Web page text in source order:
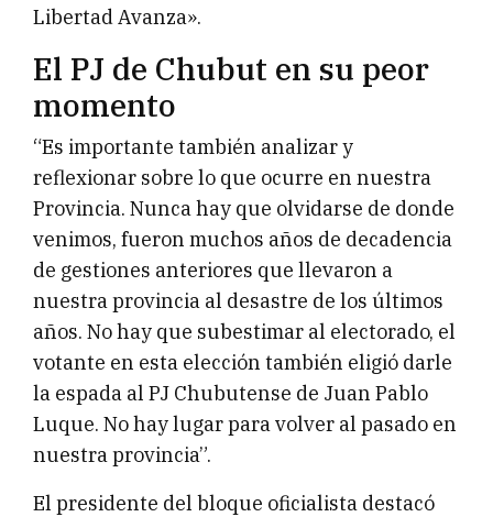
Libertad Avanza».
El PJ de Chubut en su peor
momento
“Es importante también analizar y
reflexionar sobre lo que ocurre en nuestra
Provincia. Nunca hay que olvidarse de donde
venimos, fueron muchos años de decadencia
de gestiones anteriores que llevaron a
nuestra provincia al desastre de los últimos
años. No hay que subestimar al electorado, el
votante en esta elección también eligió darle
la espada al PJ Chubutense de Juan Pablo
Luque. No hay lugar para volver al pasado en
nuestra provincia”.
El presidente del bloque oficialista destacó